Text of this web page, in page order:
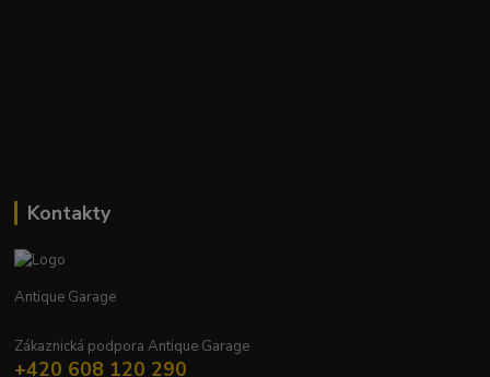
Kontakty
Antique Garage
Zákaznická podpora Antique Garage
+420 608 120 290